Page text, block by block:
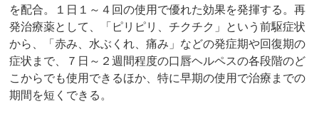
を配合。１日１～４回の使用で優れた効果を発揮する。再
発治療薬として、「ピリピリ、チクチク」という前駆症状
から、「赤み、水ぶくれ、痛み」などの発症期や回復期の
症状まで、７日～２週間程度の口唇ヘルペスの各段階のど
こからでも使用できるほか、特に早期の使用で治療までの
期間を短くできる。